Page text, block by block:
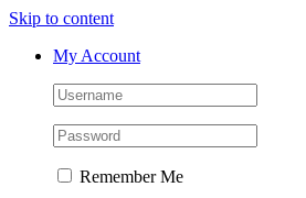
Skip to content
My Account
Remember Me